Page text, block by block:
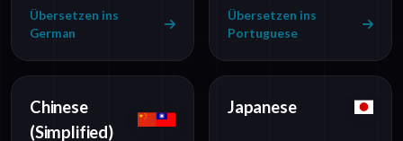
Übersetzen ins
German
Übersetzen ins
Portuguese
Chinese
(Simplified)
Japanese